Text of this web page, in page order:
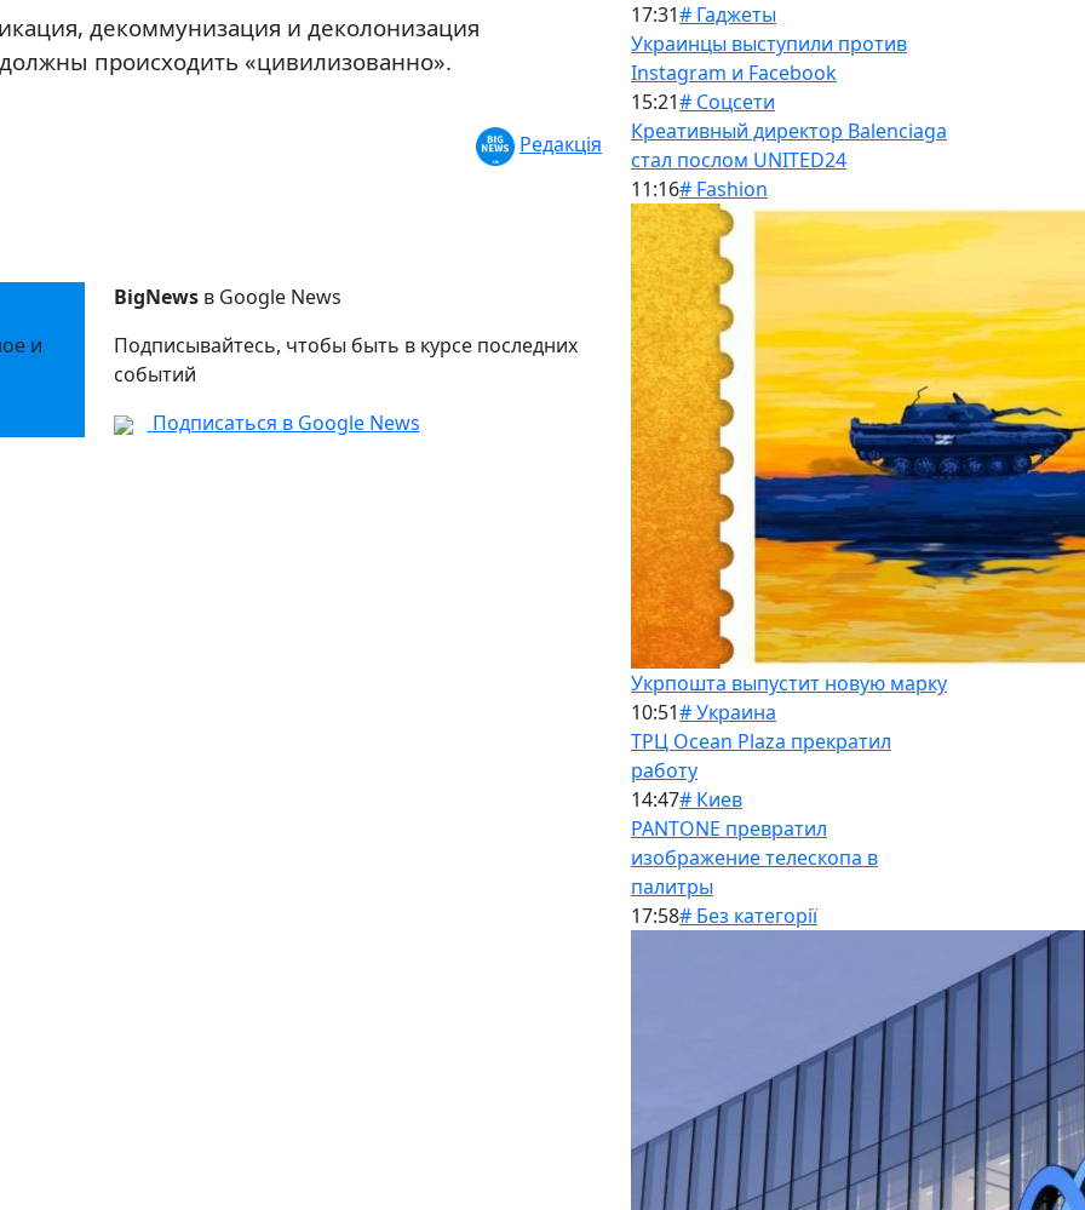
декоммунизация и деколонизация
происходить «цивилизованно».
Редакція
и
BigNewsв Google News
Подписывайтесь, чтобы быть в курсе последних
событий
Подписаться в Google News
17:31# Гаджеты
Украинцы выступили против
Instagram и Facebook
15:21# Соцсети
Креативный директор Balenciaga
стал послом UNITED24
11:16# Fashion
Укрпошта выпустит новую марку
10:51# Украина
ТРЦ Ocean Plaza прекратил
работу
14:47# Киев
PANTONE превратил
изображение телескопа в
палитры
17:58# Без категорії